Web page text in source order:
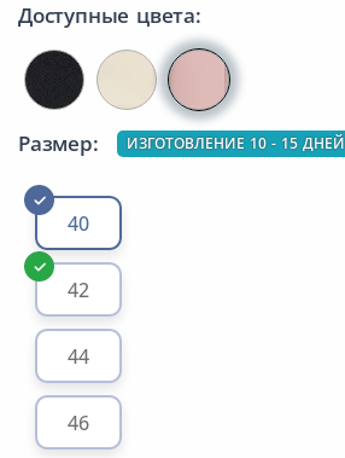
Доступные цвета:
Размер: ИЗГОТОВЛЕНИЕ 10 - 15 ДНЕЙ
40
42
44
46